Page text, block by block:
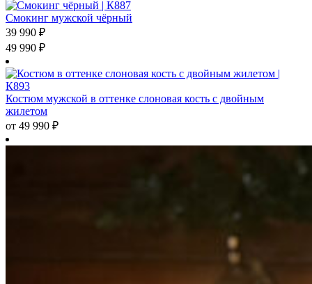
Смокинг мужской чёрный
39 990 ₽
49 990 ₽
Костюм мужской в оттенке слоновая кость с двойным
жилетом
от 49 990 ₽